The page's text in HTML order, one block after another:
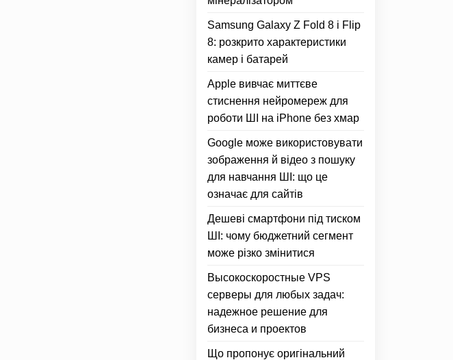
Samsung Galaxy Z Fold 8 і Flip
8: розкрито характеристики
камер і батарей
Apple вивчає миттєве
стиснення нейромереж для
роботи ШІ на iPhone без хмар
Google може використовувати
зображення й відео з пошуку
для навчання ШІ: що це
означає для сайтів
Дешеві смартфони під тиском
ШІ: чому бюджетний сегмент
може різко змінитися
Высокоскоростные VPS
серверы для любых задач:
надежное решение для
бизнеса и проектов
Що пропонує оригінальний